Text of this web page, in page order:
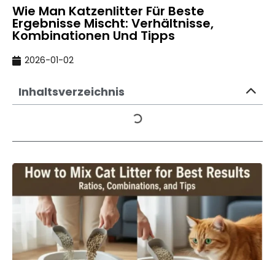
Wie Man Katzenlitter Für Beste
Ergebnisse Mischt: Verhältnisse,
Kombinationen Und Tipps
2026-01-02
Inhaltsverzeichnis